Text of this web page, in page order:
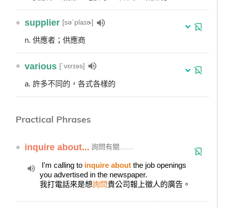
● supplier [səˋplaɪɚ]
n. 供應者；供應商
● various [ˋvɛrɪəs]
a. 許多不同的，各式各樣的
Practical Phrases
● inquire about... 詢問有關……
I'm calling to inquire about the job openings
you advertised in the newspaper.
我打電話來是想詢問貴公司報上徵人的廣告。